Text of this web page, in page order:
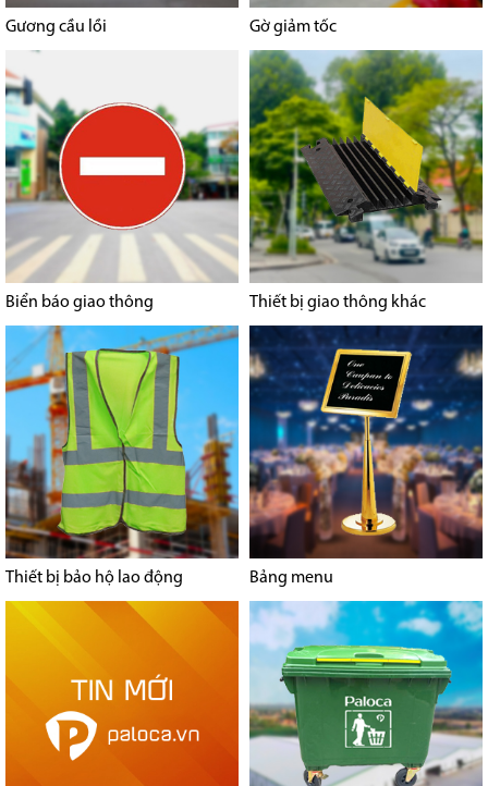
Gương cầu lồi Gờ giảm tốc
Biển báo giao thông Thiết bị giao thông khác
Thiết bị bảo hộ lao động Bảng menu